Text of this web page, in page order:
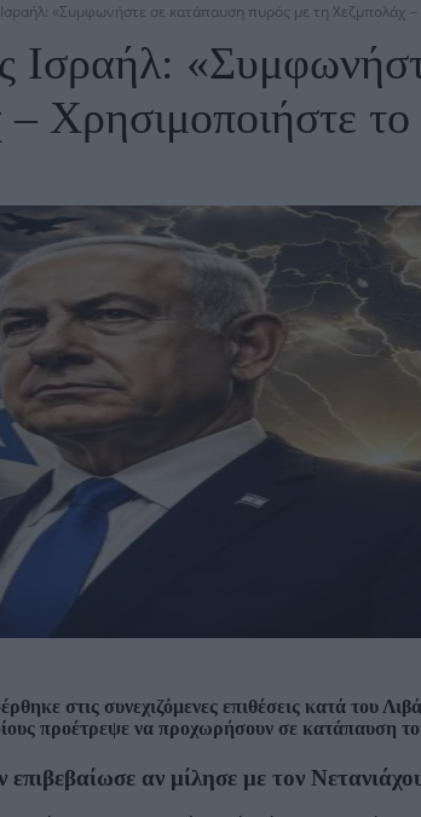
«Συμφωνήστε σε κατάπαυση πυρός με τη Χεζμπολάχ –
Ισραήλ:
Χρησιμοποιήστε
στις συνεχιζόμενες επιθέσεις κατά του
προέτρεψε να προχωρήσουν σε κατάπαυση
αν μίλησε με τον